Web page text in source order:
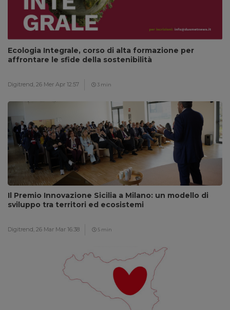
Ecologia Integrale, corso di alta formazione per
affrontare le sfide della sostenibilità
Digitrend, 26 Mer Apr 12:57 3 min
Il Premio Innovazione Sicilia a Milano: un modello di
sviluppo tra territori ed ecosistemi
Digitrend, 26 Mar Mar 16:38 5 min